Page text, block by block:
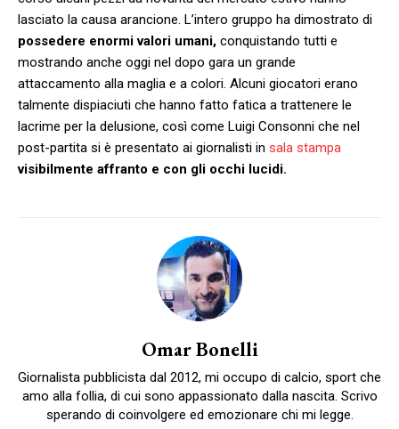
lasciato la causa arancione. L’intero gruppo ha dimostrato di
possedere enormi valori umani, conquistando tutti e
mostrando anche oggi nel dopo gara un grande
attaccamento alla maglia e a colori. Alcuni giocatori erano
talmente dispiaciuti che hanno fatto fatica a trattenere le
lacrime per la delusione, così come Luigi Consonni che nel
post-partita si è presentato ai giornalisti in sala stampa
visibilmente affranto e con gli occhi lucidi.
Omar Bonelli
Giornalista pubblicista dal 2012, mi occupo di calcio, sport che
amo alla follia, di cui sono appassionato dalla nascita. Scrivo
sperando di coinvolgere ed emozionare chi mi legge.